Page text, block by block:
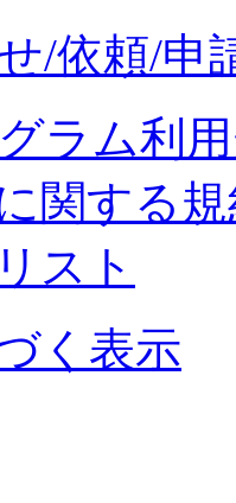
/依頼/申
ラム利
関する
スト
く表示